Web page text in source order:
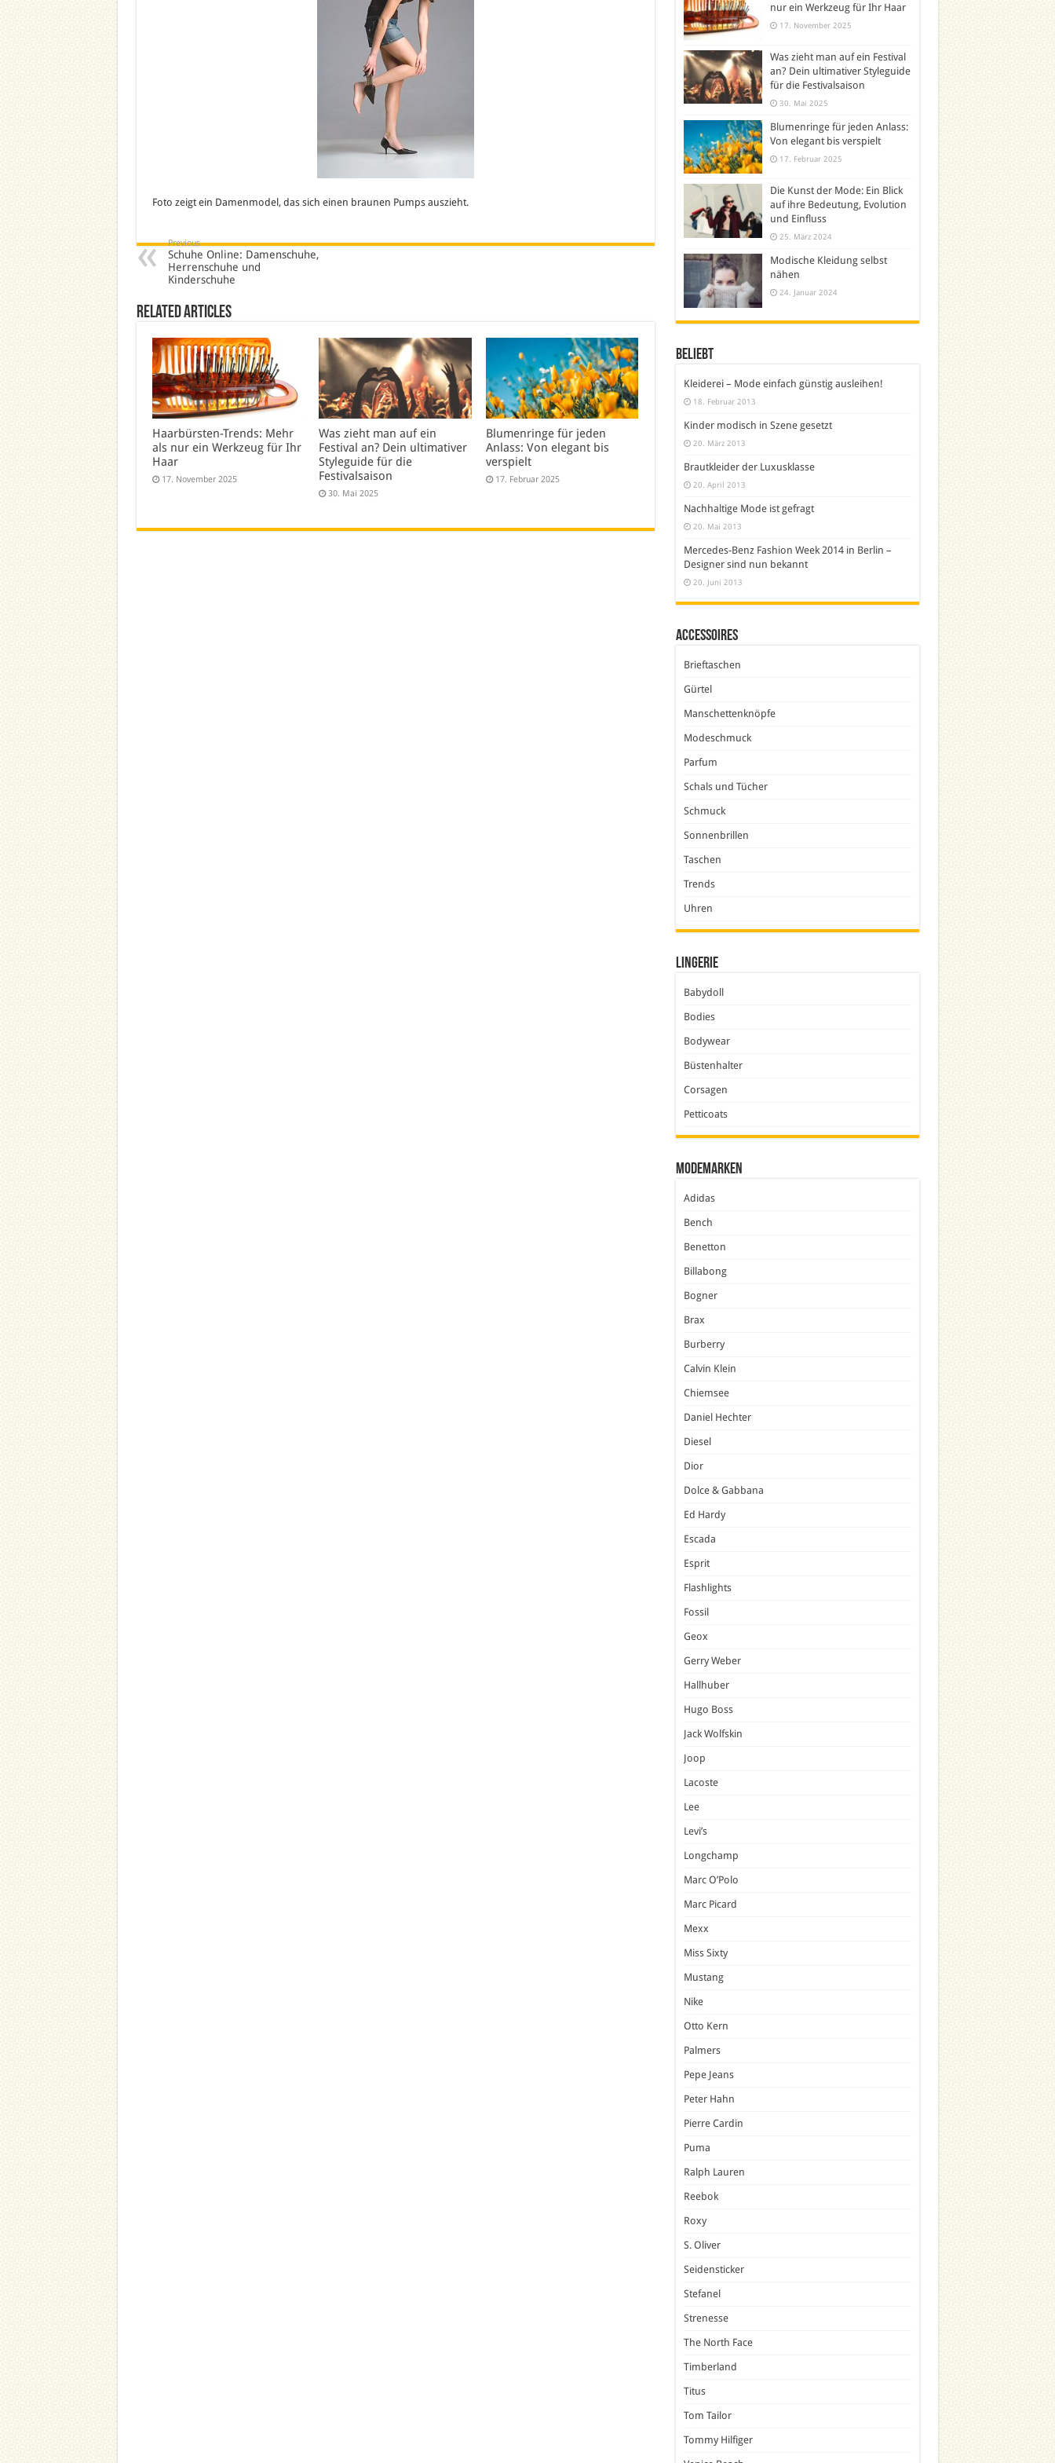
Foto zeigt ein Damenmodel, das sich einen braunen Pumps auszieht.
Previous
Schuhe Online: Damenschuhe,
Herrenschuhe und
Kinderschuhe
Related Articles
Haarbürsten-Trends: Mehr
als nur ein Werkzeug für Ihr
Haar
17. November 2025
Was zieht man auf ein
Festival an? Dein ultimativer
Styleguide für die
Festivalsaison
30. Mai 2025
Blumenringe für jeden
Anlass: Von elegant bis
verspielt
17. Februar 2025
nur ein Werkzeug für Ihr Haar
17. November 2025
Was zieht man auf ein Festival
an? Dein ultimativer Styleguide
für die Festivalsaison
30. Mai 2025
Blumenringe für jeden Anlass:
Von elegant bis verspielt
17. Februar 2025
Die Kunst der Mode: Ein Blick
auf ihre Bedeutung, Evolution
und Einfluss
25. März 2024
Modische Kleidung selbst
nähen
24. Januar 2024
Beliebt
Kleiderei – Mode einfach günstig ausleihen!
18. Februar 2013
Kinder modisch in Szene gesetzt
20. März 2013
Brautkleider der Luxusklasse
20. April 2013
Nachhaltige Mode ist gefragt
20. Mai 2013
Mercedes-Benz Fashion Week 2014 in Berlin –
Designer sind nun bekannt
20. Juni 2013
Accessoires
Brieftaschen
Gürtel
Manschettenknöpfe
Modeschmuck
Parfum
Schals und Tücher
Schmuck
Sonnenbrillen
Taschen
Trends
Uhren
Lingerie
Babydoll
Bodies
Bodywear
Büstenhalter
Corsagen
Petticoats
Modemarken
Adidas
Bench
Benetton
Billabong
Bogner
Brax
Burberry
Calvin Klein
Chiemsee
Daniel Hechter
Diesel
Dior
Dolce & Gabbana
Ed Hardy
Escada
Esprit
Flashlights
Fossil
Geox
Gerry Weber
Hallhuber
Hugo Boss
Jack Wolfskin
Joop
Lacoste
Lee
Levi’s
Longchamp
Marc O’Polo
Marc Picard
Mexx
Miss Sixty
Mustang
Nike
Otto Kern
Palmers
Pepe Jeans
Peter Hahn
Pierre Cardin
Puma
Ralph Lauren
Reebok
Roxy
S. Oliver
Seidensticker
Stefanel
Strenesse
The North Face
Timberland
Titus
Tom Tailor
Tommy Hilfiger